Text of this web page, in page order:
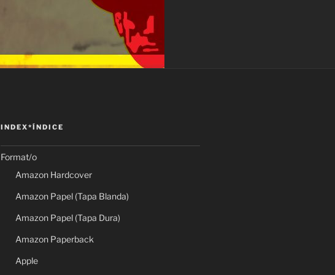
INDEX*ÍNDICE
Format/o
Amazon Hardcover
Amazon Papel (Tapa Blanda)
Amazon Papel (Tapa Dura)
Amazon Paperback
Apple